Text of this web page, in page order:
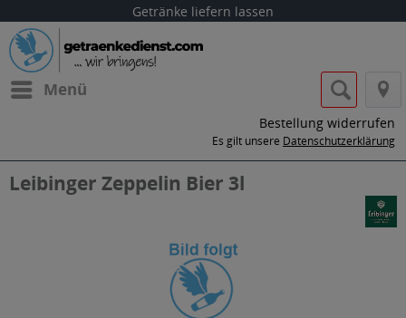
Getränke liefern lassen
Menü
Bestellung widerrufen
Es gilt unsere Datenschutzerklärung
Leibinger Zeppelin Bier 3l